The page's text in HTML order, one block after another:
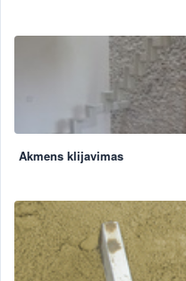
Akmens klijavimas